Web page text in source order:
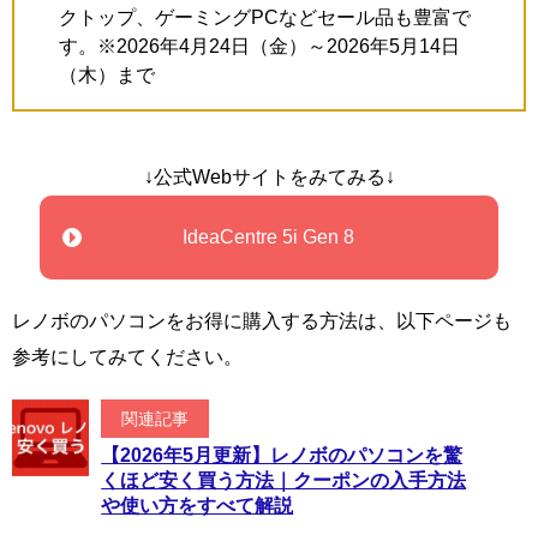
クトップ、ゲーミングPCなどセール品も豊富で
す。※2026年4月24日（金）～2026年5月14日
（木）まで
↓公式Webサイトをみてみる↓
IdeaCentre 5i Gen 8
レノボのパソコンをお得に購入する方法は、以下ページも
参考にしてみてください。
関連記事
【2026年5月更新】レノボのパソコンを驚
くほど安く買う方法｜クーポンの入手方法
や使い方をすべて解説